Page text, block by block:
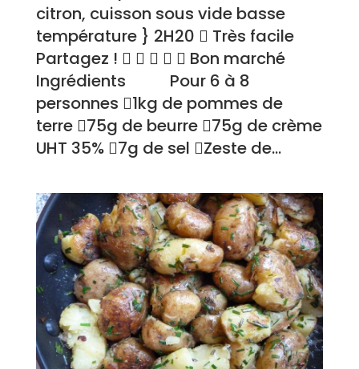
citron, cuisson sous vide basse
température } 2H20  Très facile
Partagez !      Bon marché
Ingrédients Pour 6 à 8
personnes 1kg de pommes de
terre 75g de beurre 75g de crème
UHT 35% 7g de sel Zeste de...